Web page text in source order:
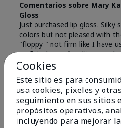
Comentarios sobre Mary
Gloss
Just purchased lip gloss.
colors but not pleased with
"floppy " not firm like I have
Definitely not firm like
Mostrar Traducción
ConclusiónSí, recomendaría
¿Le ha resultado
opinión?
Cookies
Este sitio es para
usa cookies, pixeles y
seguimiento en sus sitios
propósitos operativos,
incluyendo para mejorar